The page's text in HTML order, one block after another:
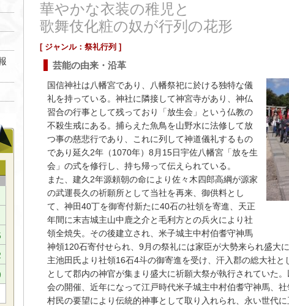
華やかな衣装の稚児と
歌舞伎化粧の奴が行列の花形
[ ジャンル：祭礼行列 ]
芸能の由来・沿革
国信神社は八幡宮であり、八幡祭祀に於ける独特な儀
礼を持っている。神社に隣接して神宮寺があり、神仏
習合の行事として残っており「放生会」という仏教の
不殺生戒にある。捕らえた魚鳥を山野水に法修して放
つ事の慈悲行であり、これに列して神道儀礼するもの
であり延久2年（1070年）8月15日宇佐八幡宮「放を生
会」の式を修行し、持ち帰って伝えられている。
また、建久2年源頼朝の命により佐々木四郎高綱が源家
の武運長久の祈願所として当社を再来、御供料とし
て、神田40丁を御寄付新たに40石の社領を寄進、天正
年間に末吉城主山中鹿之介と毛利方との兵火により社
領全焼失。その後建立され、米子城主中村伯耆守神馬
神領120石寄付せられ、9月の祭礼には家臣が大勢来られ盛大
主池田氏より社領16石4斗の御寄進を受け、汗入郡の総大社
として郡内の神官が集まり盛大に祈願大祭が執行されていた
会の開催、近年になって江戸時代米子城主中村伯耆守神馬、
村民の要望により伝統的神事として取り入れられ、永い世代